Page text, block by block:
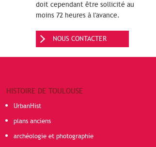
doit cependant être sollicité au
moins 72 heures à l'avance.
NOUS CONTACTER
HISTOIRE DE TOULOUSE
UrbanHist
plans anciens
archéologie et photographie